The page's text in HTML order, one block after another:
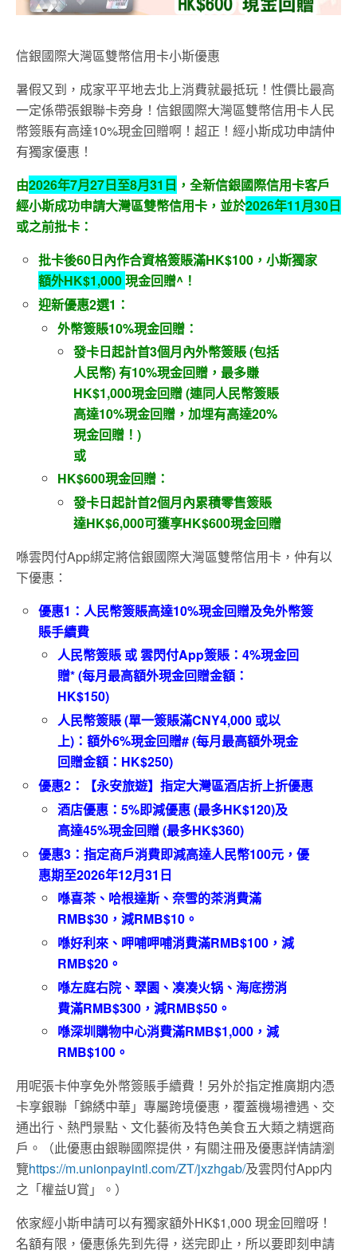
信銀國際大灣區雙幣信用卡小斯優惠
暑假又到，成家平平地去北上消費就最抵玩！性價比最高
一定係帶張銀聯卡旁身！信銀國際大灣區雙幣信用卡人民
幣簽賬有高達10%現金回贈啊！超正！經小斯成功申請仲
有獨家優惠！
由2026年7月27日至8月31 日 ，全新信銀國際信用卡客戶
經小斯成功申請大灣區雙幣信用卡，並於2026年11月30日
或之前批卡：
批卡後60日內作合資格簽賬滿HK$100 ，小斯獨家
額外HK$1,000現金回贈^ ！
迎新優惠2選1 ：
外幣簽賬10%現金回贈：
發卡日起計首3個月內外幣簽賬(包括
人民幣)有10%現金回贈，最多賺
HK$1,000現金回贈(連同人民幣簽賬
高達10%現金回贈，加埋有高達20%
現金回贈！)
或
HK$600現金回贈：
發卡日起計首2個月內累積零售簽賬
達HK$6,000可獲享HK$600現金回贈
喺雲閃付App綁定將信銀國際大灣區雙幣信用卡，仲有以
下優惠：
優惠1 ：人民幣簽賬高達10%現金回贈及免外幣簽
賬手續費
人民幣簽賬 或雲閃付App簽賬：4%現金回
贈* (每月最高額外現金回贈金額：
HK$150)
人民幣簽賬(單一簽賬滿CNY4,000 或以
上) ：額外6%現金回贈# (每月最高額外現金
回贈金額： HK$250)
優惠2 ：【永安旅遊】指定大灣區酒店折上折優惠
酒店優惠：5%即減優惠(最多HK$120)及
高達45%現金回贈(最多HK$360)
優惠3 ：指定商戶消費即減高達人民幣100元，優
惠期至2026年12月31 日
喺喜茶、哈根達斯、奈雪的茶消費滿
RMB$30 ，減RMB$10 。
喺好利來、呷哺呷哺消費滿RMB$100 ，減
RMB$20 。
喺左庭右院、翠園、凑凑火锅 、海底捞消
費滿RMB$300 ，減RMB$50 。
喺深圳購物中心消費滿RMB$1,000 ，減
RMB$100 。
用呢張卡仲享免外幣簽賬手續費！另外於指定推廣期内憑
卡享銀聯「錦綉中華」專屬跨境優惠，覆蓋機場禮遇、交
通出行、熱門景點、文化藝術及特色美食五大類之精選商
戶。（此優惠由銀聯國際提供，有關注冊及優惠詳情請瀏
覽https://m.unionpayintl.com/ZT/jxzhgab/及雲閃付App内
之「權益U賞」。）
依家經小斯申請可以有獨家額外HK$1,000 現金回贈呀！
名額有限，優惠係先到先得，送完即止，所以要即刻申請